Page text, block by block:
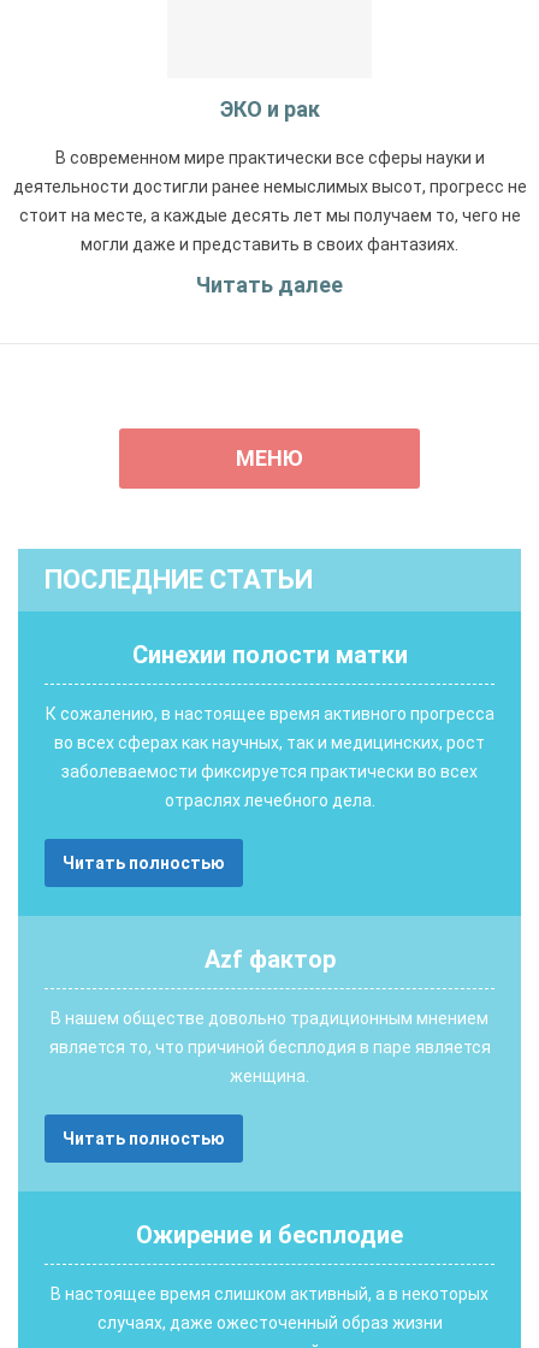
ЭКО и рак
В современном мире практически все сферы науки и
деятельности достигли ранее немыслимых высот, прогресс не
стоит на месте, а каждые десять лет мы получаем то, чего не
могли даже и представить в своих фантазиях.
Читать далее
МЕНЮ
ПОСЛЕДНИЕ СТАТЬИ
Синехии полости матки
К сожалению, в настоящее время активного прогресса
во всех сферах как научных, так и медицинских, рост
заболеваемости фиксируется практически во всех
отраслях лечебного дела.
Читать полностью
Аzf фактор
В нашем обществе довольно традиционным мнением
является то, что причиной бесплодия в паре является
женщина.
Читать полностью
Ожирение и бесплодие
В настоящее время слишком активный, а в некоторых
случаях, даже ожесточенный образ жизни